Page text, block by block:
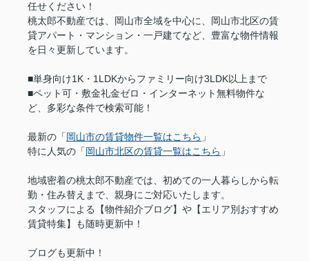
任せください！
桃太郎不動産では、岡山市全域を中心に、岡山市北区の賃
貸アパート・マンション・一戸建てなど、豊富な物件情報
を日々更新しています。
■単身向け1K・1LDKからファミリー向け3LDK以上まで
■ペット可・敷金礼金ゼロ・インターネット無料物件な
ど、多彩な条件で検索可能！
最新の「 岡山市の賃貸物件一覧はこちら 」
特に人気の「 岡山市北区の賃貸一覧はこちら 」
地域密着の桃太郎不動産では、初めての一人暮らしから転
勤・住み替えまで、親身にご対応いたします。
スタッフによる【物件紹介ブログ】や【エリア別おすすめ
賃貸特集】も随時更新中！
ブログも更新中！